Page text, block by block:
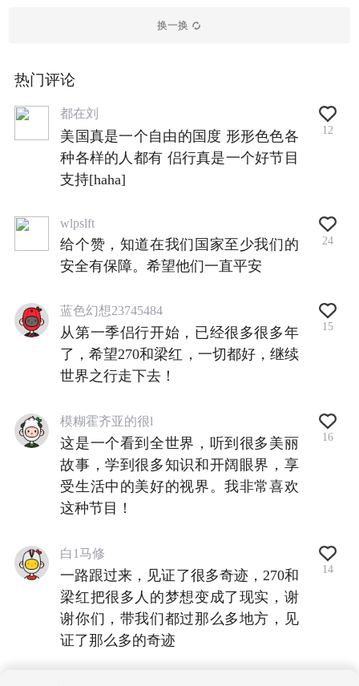
换一换
热门评论
都在刘
美国真是一个自由的国度 形形色色各
种各样的人都有 侣行真是一个好节目
支持[haha]
12
wlpslft
给个赞，知道在我们国家至少我们的
安全有保障。希望他们一直平安
24
蓝色幻想23745484
从第一季侣行开始，已经很多很多年
了，希望270和梁红，一切都好，继续
世界之行走下去！
15
模糊霍齐亚的很l
这是一个看到全世界，听到很多美丽
故事，学到很多知识和开阔眼界，享
受生活中的美好的视界。我非常喜欢
这种节目！
16
白1马修
一路跟过来，见证了很多奇迹，270和
梁红把很多人的梦想变成了现实，谢
谢你们，带我们都过那么多地方，见
证了那么多的奇迹
14